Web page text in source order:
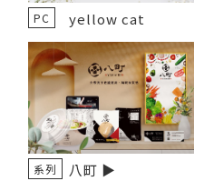
yellow cat
PC
八町 ▶️
系列